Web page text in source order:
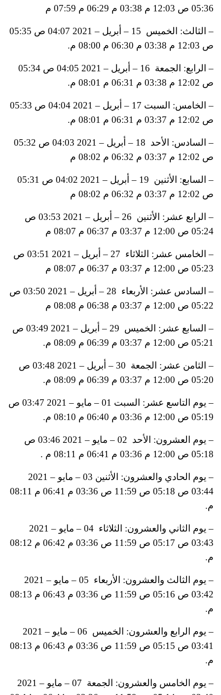
05:36 ص 12:03 م 03:38 م 06:29 م 07:59 م
– الثالث: الخميس 15 – أبريل – 2021 04:07 ص 05:35
ص 12:03 م 03:38 م 06:30 م 08:00 م.
– الرابع: الجمعة 16 – أبريل – 2021 04:05 ص 05:34
ص 12:02 م 03:38 م 06:31 م 08:01 م.
– الخامس: السبت 17 – أبريل – 2021 04:04 ص 05:33
ص 12:02 م 03:37 م 06:31 م 08:01 م.
– السادس: الأحد 18 – أبريل – 2021 04:03 ص 05:32
ص 12:02 م 03:37 م 06:32 م 08:02 م
– السابع: الأثنين 19 – أبريل – 2021 04:02 ص 05:31
ص 12:02 م 03:37 م 06:32 م 08:02 م
– الرابع عشر: الأثنين 26 – أبريل – 2021 03:53 ص
05:24 ص 12:00 م 03:37 م 06:37 م 08:07 م
– الخامس عشر: الثلاثاء 27 – أبريل – 2021 03:51 ص
05:23 ص 12:00 م 03:37 م 06:37 م 08:07 م
– السادس عشر: الأربعاء 28 – أبريل – 2021 03:50 ص
05:22 ص 12:00 م 03:37 م 06:38 م 08:08 م
– السابع عشر: الخميس 29 – أبريل – 2021 03:49 ص
05:21 ص 12:00 م 03:37 م 06:39 م 08:09 م.
– الثامن عشر: الجمعة 30 – أبريل – 2021 03:48 ص
05:20 ص 12:00 م 03:37 م 06:39 م 08:09 م.
– يوم التاسع عشر: السبت 01 – مايو – 2021 03:47 ص
05:19 ص 12:00 م 03:36 م 06:40 م 08:10 م.
– يوم العشرون: الأحد 02 – مايو – 2021 03:46 ص
05:18 ص 12:00 م 03:36 م 06:41 م 08:11 م .
– يوم الحادي والعشرون: الأثنين 03 – مايو – 2021
03:44 ص 05:18 ص 11:59 ص 03:36 م 06:41 م 08:11
م.
– يوم الثاني والعشرون: الثلاثاء 04 – مايو – 2021
03:43 ص 05:17 ص 11:59 ص 03:36 م 06:42 م 08:12
م.
– يوم الثالث والعشرون: الأربعاء 05 – مايو – 2021
03:42 ص 05:16 ص 11:59 ص 03:36 م 06:43 م 08:13
م.
– يوم الرابع والعشرون: الخميس 06 – مايو – 2021
03:41 ص 05:15 ص 11:59 ص 03:36 م 06:43 م 08:13
م.
– يوم الخامس والعشرون: الجمعة 07 – مايو – 2021